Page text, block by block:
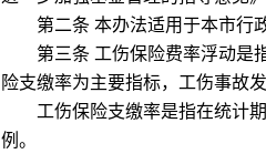
第二条 本办法适用于本市行政
第三条 工伤保险费率浮动是指
险支缴率为主要指标，工伤事故
工伤保险支缴率是指在统计期
例。